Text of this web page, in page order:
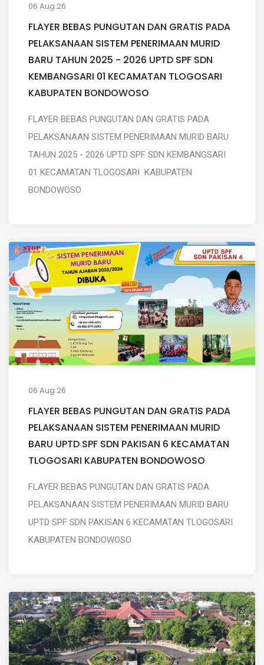
06 Aug 26
FLAYER BEBAS PUNGUTAN DAN GRATIS PADA
PELAKSANAAN SISTEM PENERIMAAN MURID
BARU TAHUN 2025 - 2026 UPTD SPF SDN
KEMBANGSARI 01 KECAMATAN TLOGOSARI
KABUPATEN BONDOWOSO
FLAYER BEBAS PUNGUTAN DAN GRATIS PADA
PELAKSANAAN SISTEM PENERIMAAN MURID BARU
TAHUN 2025 - 2026 UPTD SPF SDN KEMBANGSARI
01 KECAMATAN TLOGOSARI KABUPATEN
BONDOWOSO
06 Aug 26
FLAYER BEBAS PUNGUTAN DAN GRATIS PADA
PELAKSANAAN SISTEM PENERIMAAN MURID
BARU UPTD SPF SDN PAKISAN 6 KECAMATAN
TLOGOSARI KABUPATEN BONDOWOSO
FLAYER BEBAS PUNGUTAN DAN GRATIS PADA
PELAKSANAAN SISTEM PENERIMAAN MURID BARU
UPTD SPF SDN PAKISAN 6 KECAMATAN TLOGOSARI
KABUPATEN BONDOWOSO